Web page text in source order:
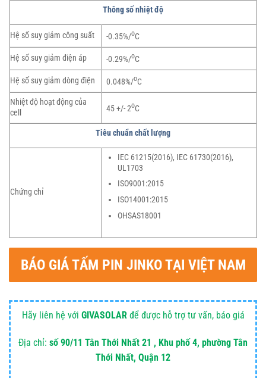
Thông số nhiệt độ
Hệ số suy giảm công suất -0.35%/oC
Hệ số suy giảm điện áp -0.29%/oC
Hệ số suy giảm dòng điện 0.048%/oC
Nhiệt độ hoạt động của
cell
45 +/- 2oC
Tiêu chuẩn chất lượng
Chứng chỉ
IEC 61215(2016), IEC 61730(2016),
UL1703
ISO9001:2015
ISO14001:2015
OHSAS18001
BÁO GIÁ TẤM PIN JINKO TẠI VIỆT NAM
Hãy liên hệ với GIVASOLARđể được hỗ trợ tư vấn, báo giá
Địa chỉ: số 90/11 Tân Thới Nhất 21 , Khu phố 4, phường Tân
Thới Nhất, Quận 12